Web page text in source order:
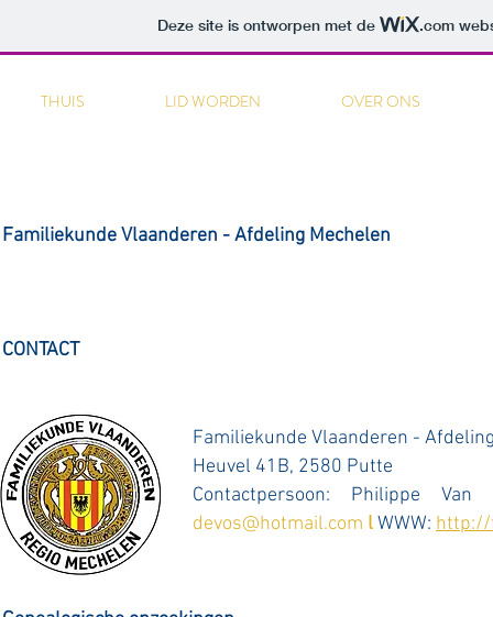
Deze site is ontworpen met de .com
THUIS LID WORDEN OVER ONS
Familiekunde Vlaanderen - Afdeling Mechelen
CONTACT
Familiekunde Vlaanderen -
Heuvel 41B, 2580 Putte
Contactpersoon: Philippe
devos@hotmail.com lWWW: http://